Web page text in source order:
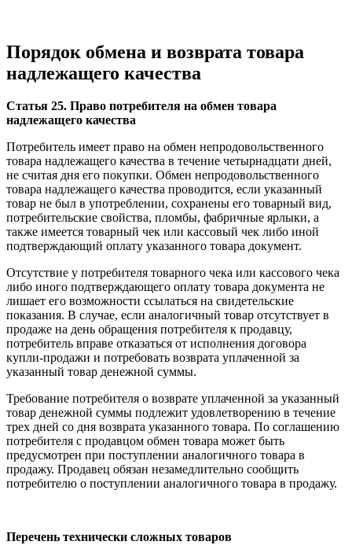
Порядок обмена и возврата товара
надлежащего качества
Статья 25. Право потребителя на обмен товара
надлежащего качества
Потребитель имеет право на обмен непродовольственного
товара надлежащего качества в течение четырнадцати дней,
не считая дня его покупки. Обмен непродовольственного
товара надлежащего качества проводится, если указанный
товар не был в употреблении, сохранены его товарный вид,
потребительские свойства, пломбы, фабричные ярлыки, а
также имеется товарный чек или кассовый чек либо иной
подтверждающий оплату указанного товара документ.
Отсутствие у потребителя товарного чека или кассового чека
либо иного подтверждающего оплату товара документа не
лишает его возможности ссылаться на свидетельские
показания. В случае, если аналогичный товар отсутствует в
продаже на день обращения потребителя к продавцу,
потребитель вправе отказаться от исполнения договора
купли-продажи и потребовать возврата уплаченной за
указанный товар денежной суммы.
Требование потребителя о возврате уплаченной за указанный
товар денежной суммы подлежит удовлетворению в течение
трех дней со дня возврата указанного товара. По соглашению
потребителя с продавцом обмен товара может быть
предусмотрен при поступлении аналогичного товара в
продажу. Продавец обязан незамедлительно сообщить
потребителю о поступлении аналогичного товара в продажу.
Перечень технически сложных товаров